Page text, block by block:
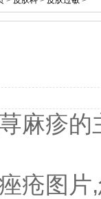
麻疹的
疮图片,